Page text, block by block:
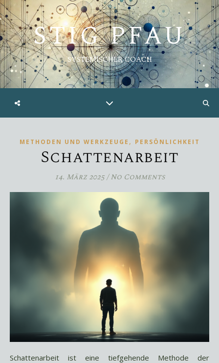
STIG PFAU
SYSTEMISCHER COACH
METHODEN UND WERKZEUGE , PERSÖNLICHKEIT
Schattenarbeit
14. März 2025/ No Comments
Schattenarbeit ist eine tiefgehende Methode der